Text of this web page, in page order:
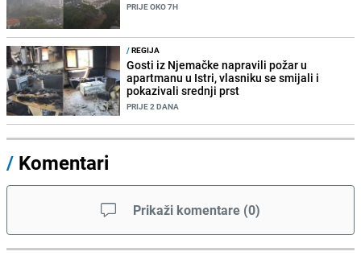
PRIJE OKO 7H
/REGIJA
Gosti iz Njemačke napravili požar u
apartmanu u Istri, vlasniku se smijali i
pokazivali srednji prst
PRIJE 2 DANA
/ Komentari
Prikaži komentare (0)